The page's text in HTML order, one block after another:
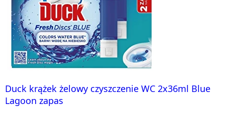
Duck krążek żelowy czyszczenie WC 2x36ml Blue
Lagoon zapas